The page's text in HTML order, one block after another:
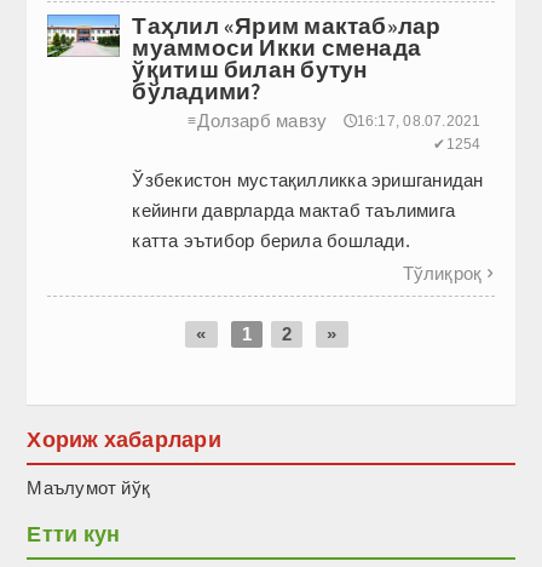
Таҳлил «Ярим мактаб»лар
муаммоси Икки сменада
ўқитиш билан бутун
бўладими?
≡Долзарб мавзу
🕔16:17, 08.07.2021
✔1254
Ўзбекистон мустақилликка эришганидан
ке­йинги даврларда мактаб таълимига
катта эътибор берила бошлади.
Тўлиқроқ 
« 1 2 »
Хориж хабарлари
Маълумот йўқ
Етти кун